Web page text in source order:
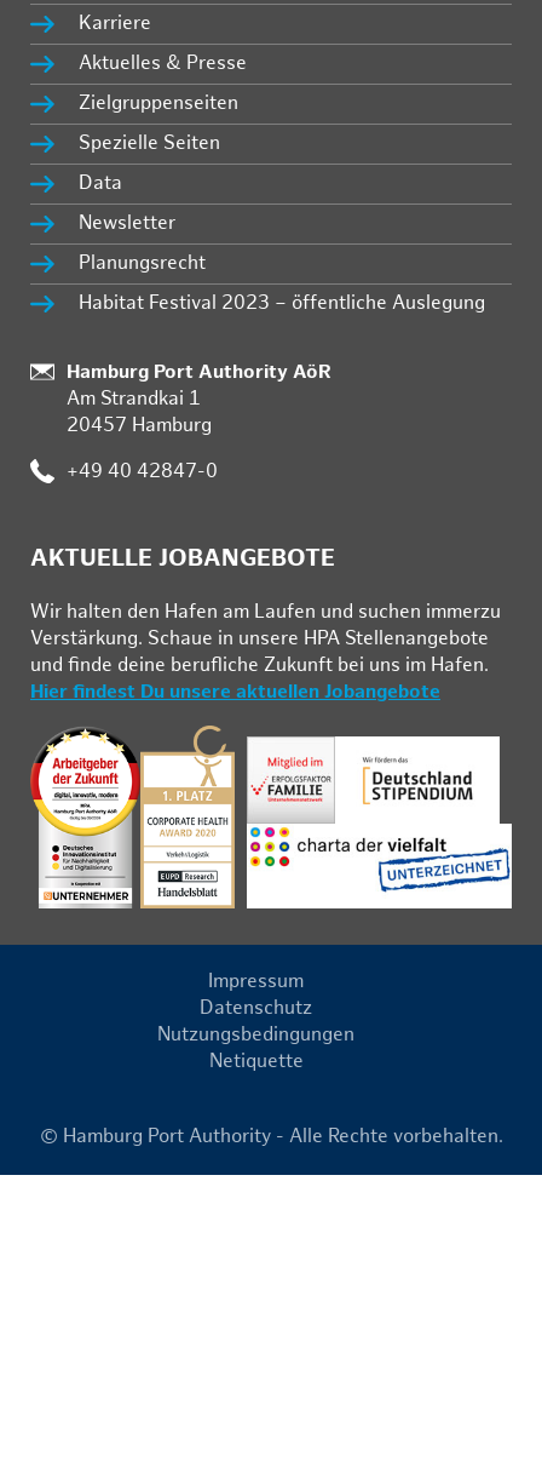
Karriere
Aktuelles & Presse
Zielgruppenseiten
Spezielle Seiten
Data
Newsletter
Planungsrecht
Habitat Festival 2023 – öffentliche Auslegung
Standort:
Hamburg Port Authority AöR
Am Strandkai 1
20457 Hamburg
Telefon:
+49 40 42847-0
AKTUELLE JOBANGEBOTE
Wir hal­ten den Ha­fen am Lau­fen und su­chen im­mer­zu
Ver­stär­kung. Schau­e in un­se­re HPA Stel­len­an­ge­bo­te
und fin­de deine be­ruf­li­che Zu­kunft bei uns im Ha­fen.
Hier findest Du unsere aktuellen Jobangebote
Impressum
Datenschutz
Nutzungsbedingungen
Netiquette
© Hamburg Port Authority - Alle Rechte vorbehalten.